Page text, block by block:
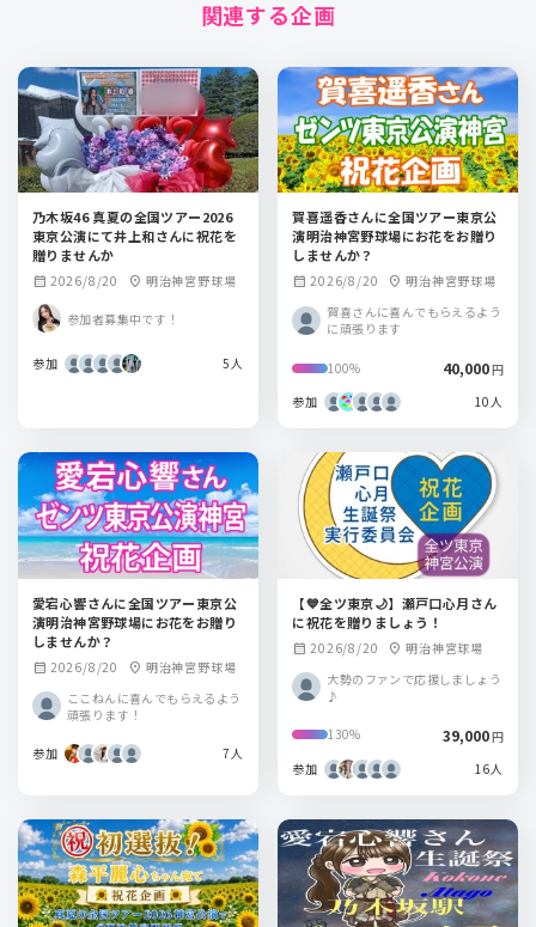
関連する企画
乃木坂46 真夏の全国ツアー2026
東京公演にて井上和さんに祝花を
贈りませんか
calendar_month 2026/8/20 location_on 明治神宮野球場
参加者募集中です！
参加 5人
賀喜遥香さんに全国ツアー東京公
演明治神宮野球場にお花をお贈り
しませんか？
calendar_month 2026/8/20 location_on 明治神宮野球場
賀喜さんに喜んでもらえるよう
に頑張ります
100% 40,000円
参加
10人
愛宕心響さんに全国ツアー東京公
演明治神宮野球場にお花をお贈り
しませんか？
calendar_month 2026/8/20 location_on 明治神宮野球場
ここねんに喜んでもらえるよう
頑張ります！
参加 7人
【💙全ツ東京🌙】瀬戸口心月さん
に祝花を贈りましょう！
calendar_month 2026/8/20 location_on 明治神宮球場
大勢のファンで応援しましょう
♪
130% 39,000円
参加
16人